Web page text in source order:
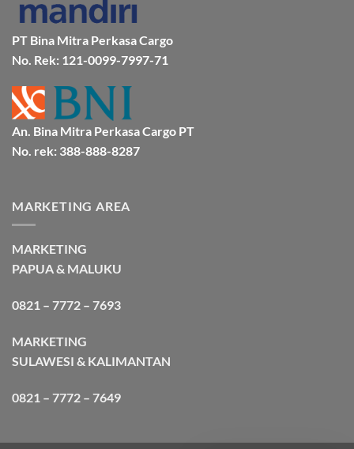
&
Aman
Bersama
Bmp
Cargo
PT Bina Mitra Perkasa Cargo
No. Rek: 121-0099-7997-71
An. Bina Mitra Perkasa Cargo PT
No. rek: 388-888-8287
MARKETING AREA
MARKETING
PAPUA & MALUKU
0821 – 7772 – 7693
MARKETING
SULAWESI & KALIMANTAN
0821 – 7772 – 7649